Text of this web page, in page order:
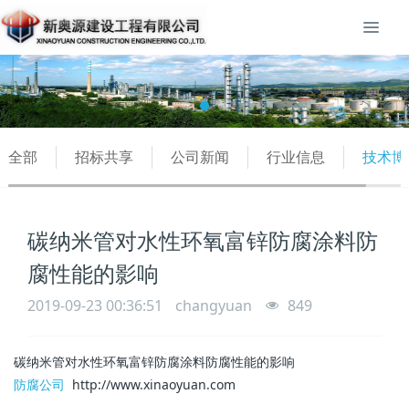
全部 招标共享 公司新闻 行业信息 技术
碳纳米管对水性环氧富锌防腐涂料防
腐性能的影响
2019-09-23 00:36:51 changyuan 849
碳纳米管对水性环氧富锌防腐涂料防腐性能的影响
防腐公司 http://www.xinaoyuan.com